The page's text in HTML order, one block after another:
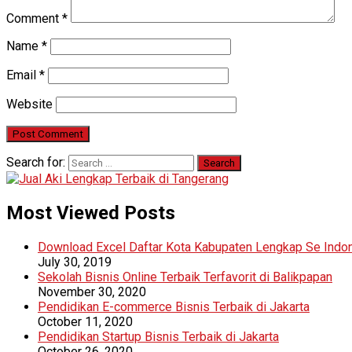
Comment *
Name *
Email *
Website
Search for:
Most Viewed Posts
Download Excel Daftar Kota Kabupaten Lengkap Se
July 30, 2019
Sekolah Bisnis Online Terbaik Terfavorit di Balikpapan
November 30, 2020
Pendidikan E-commerce Bisnis Terbaik di Jakarta
October 11, 2020
Pendidikan Startup Bisnis Terbaik di Jakarta